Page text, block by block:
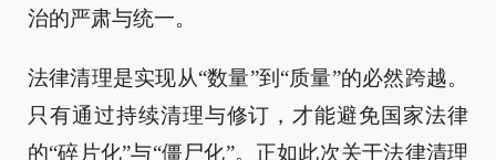
治的严肃与统一。
法律清理是实现从“数量”到“质量”的必然跨越。
只有通过持续清理与修订，才能避免国家法律
的“碎片化”与“僵尸化”。正如此次关于法律清理